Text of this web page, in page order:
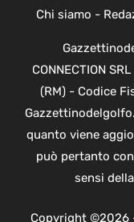
Chi siamo -
CONNECTION
(RM) - Codice
quanto viene
può pertanto
sensi
Copyright